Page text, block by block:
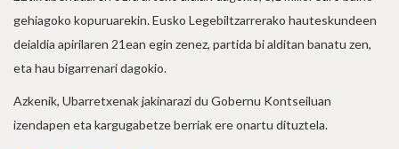
gehiagoko kopuruarekin. Eusko Legebiltzarrerako hauteskundeen
deialdia apirilaren 21ean egin zenez, partida bi alditan banatu zen,
eta hau bigarrenari dagokio.
Azkenik, Ubarretxenak jakinarazi du Gobernu Kontseiluan
izendapen eta kargugabetze berriak ere onartu dituztela.